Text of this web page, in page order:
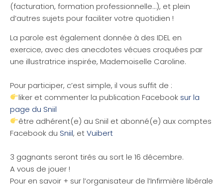
(facturation, formation professionnelle…), et plein
d’autres sujets pour faciliter votre quotidien !
La parole est également donnée à des IDEL en
exercice, avec des anecdotes vécues croquées par
une illustratrice inspirée, Mademoiselle Caroline.
Pour participer, c’est simple, il vous suffit de :
liker et commenter la publication Facebook sur la
page du Sniil
être adhérent(e) au Sniil et abonné(e) aux comptes
Facebook du Sniil, etVuibert
3 gagnants seront tirés au sort le 16 décembre.
A vous de jouer !
Pour en savoir + sur l’organisateur de l’Infirmière libérale